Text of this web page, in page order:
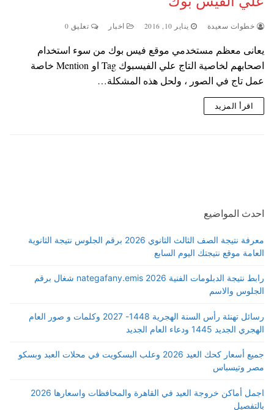
خطوات سعيدة يناير 10, 2016 اخبار تعليق 0
يعانى معظم مستخدمي موقع فيس بوك من سوء استخدام
اصحابهم لخاصية التاج علي الفيسبوك Tag او Mention خاصة
عمل تاج في الصور ، ولحل هذه المشكلة…
اقرأ المزيد
احدث المواضيع
معرفة نتيجة الصف الثالث الثانوي 2026 برقم الجلوس نتيجة الثانوية
العامة موقع نتيجتك اليوم السابع
رابط نتيجة الدبلومات الفنية 2026 nategafany.emis شغال برقم
الجلوس والاسم
رسائل تهنئة رأس السنة الهجرية 1448- 2027 وكلمات و صور العام
الهجري الجديد 1445 ودعاء العام الجديد
جميع أسعار كحك العيد 2026 وعلب البسكويت في محلات العبد وبسكو
مصر وتيسباس
اجمل أماكن خروجة العيد في القاهرة والمحافظات واسعارها 2026
بالتفصيل